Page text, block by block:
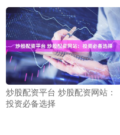
炒股配资平台 炒股配资网站：
投资必备选择